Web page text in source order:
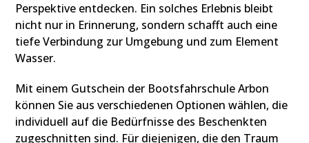
Perspektive entdecken. Ein solches Erlebnis bleibt
nicht nur in Erinnerung, sondern schafft auch eine
tiefe Verbindung zur Umgebung und zum Element
Wasser.
Mit einem Gutschein der Bootsfahrschule Arbon
können Sie aus verschiedenen Optionen wählen, die
individuell auf die Bedürfnisse des Beschenkten
zugeschnitten sind. Für diejenigen, die den Traum